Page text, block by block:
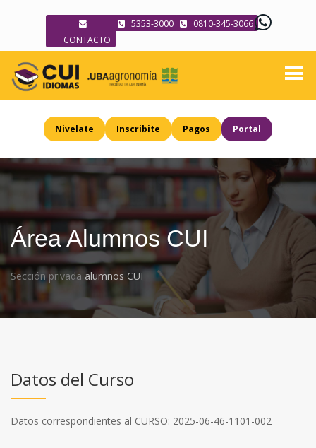
CONTACTO
5353-3000 0810-345-3066
Nivelate Inscribite Pagos Portal
Área Alumnos CUI
Sección privada alumnos CUI
Datos del Curso
Datos correspondientes al CURSO: 2025-06-46-1101-002